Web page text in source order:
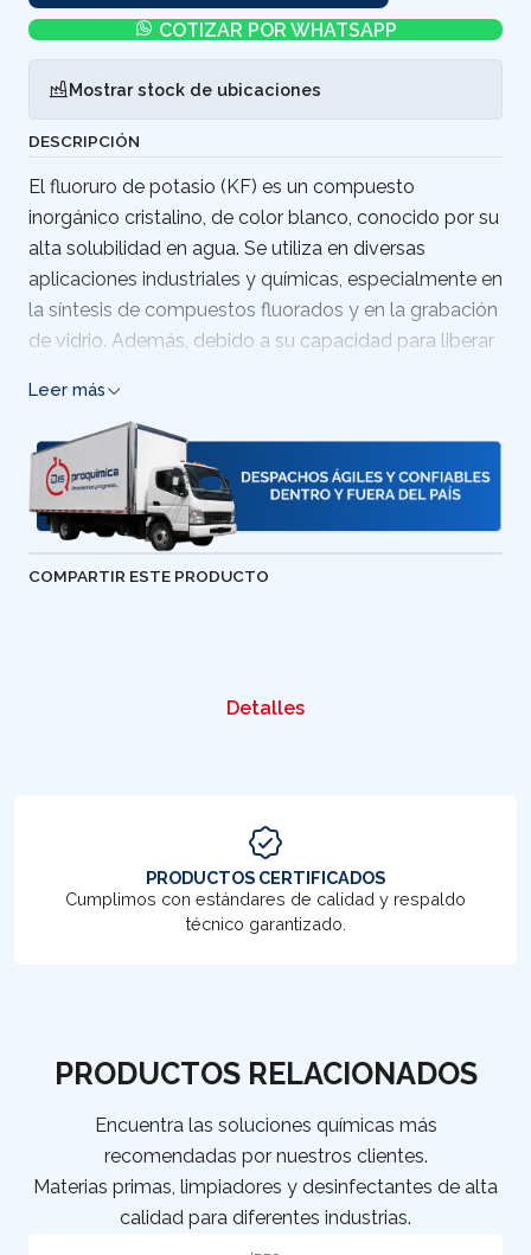
COTIZAR POR WHATSAPP
Mostrar stock de ubicaciones
DESCRIPCIÓN
El fluoruro de potasio (KF) es un compuesto
inorgánico cristalino, de color blanco, conocido por su
alta solubilidad en agua. Se utiliza en diversas
aplicaciones industriales y químicas, especialmente en
la síntesis de compuestos fluorados y en la grabación
de vidrio. Además, debido a su capacidad para liberar
emplea en la fabricación de insecticidas, fundentes y
algunos tratamientos dentales.
Leer más
COMPARTIR ESTE PRODUCTO
Detalles
PRODUCTOS CERTIFICADOS
Cumplimos con estándares de calidad y respaldo
técnico garantizado.
PRODUCTOS RELACIONADOS
Encuentra las soluciones químicas más
recomendadas por nuestros clientes.
Materias primas, limpiadores y desinfectantes de alta
calidad para diferentes industrias.